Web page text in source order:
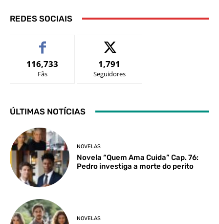
REDES SOCIAIS
116,733
Fãs
1,791
Seguidores
ÚLTIMAS NOTÍCIAS
NOVELAS
Novela “Quem Ama Cuida” Cap. 76:
Pedro investiga a morte do perito
NOVELAS